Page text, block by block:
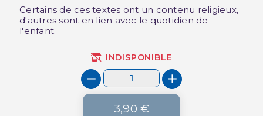
Certains de ces textes ont un contenu religieux,
d'autres sont en lien avec le quotidien de
l'enfant.
INDISPONIBLE
3,90 €